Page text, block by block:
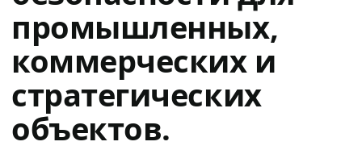
промышленных,
коммерческих и
стратегических
объектов.